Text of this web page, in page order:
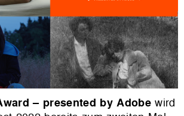
– presented by Adobe wird